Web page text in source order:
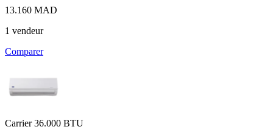
13.160 MAD
1 vendeur
Comparer
Carrier 36.000 BTU